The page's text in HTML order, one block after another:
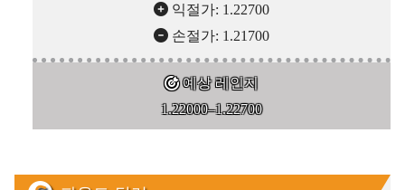
익절가: 1.22700
손절가: 1.21700
예상 레인지
1.22000–1.22700